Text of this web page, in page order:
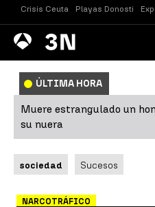
Crisis Ceuta Playas Donosti
Antena
3 Noticias
ÚLTIMA HORA
Muere estrangulado un
su nuera
sociedad Sucesos
NARCOTRÁFICO